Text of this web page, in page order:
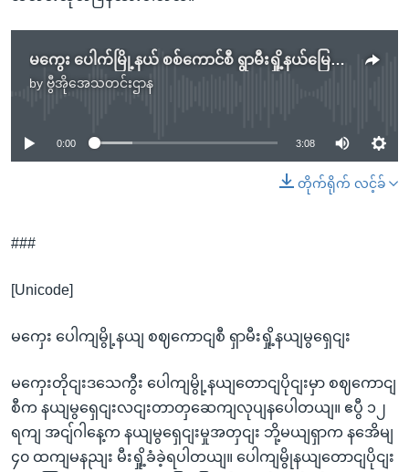
မကွေး ပေါက်မြို့နယ် စစ်ကောင်စီ ရွာမီးရှို့နယ်မြေရှင်း
by ဗွီအိုအေသတင်းဌာန
No media source currently available
0:00 3:08
တိုက်ရိုက် လင့်ခ်
###
[Unicode]
မကှေး ပေါကျမွို့နယျ စဈကောငျစီ ရှာမီးရှို့နယျမွရှေငျး
မကှေးတိုငျးဒသေကွီး ပေါကျမွို့နယျတောငျပိုငျးမှာ စဈကောငျ
စီက နယျမွရှေငျးလငျးတာတှဆေကျလုပျနပေါတယျ။ ဧပွီ ၁၂
ရကျ အငျ်ဂါနေ့က နယျမွရှေငျးမှုအတှငျး ဘို့မယျရှာက နအေိမျ
၄၀ ထကျမနညျး မီးရှို့ခံခဲ့ရပါတယျ။ ပေါကျမွိုနယျတောငျပိုငျး